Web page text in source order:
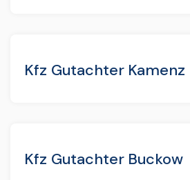
Kfz Gutachter Kamenz
Kfz Gutachter Buckow